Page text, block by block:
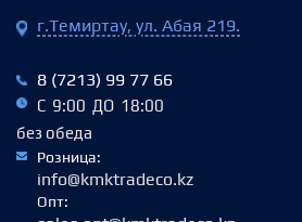
г.Темиртау, ул. Абая 219.
8 (7213) 99 77 66
С 9:00 ДО 18:00
без обеда
Розница:
info@kmktradeco.kz
Опт: